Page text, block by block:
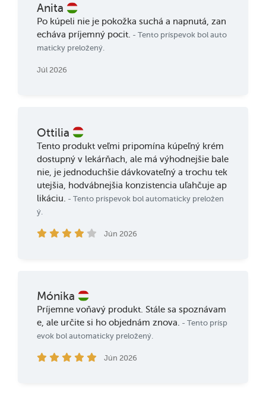
Anita
Po kúpeli nie je pokožka suchá a napnutá, zan
echáva príjemný pocit. - Tento príspevok bol auto
maticky preložený.
Júl 2026
Ottilia
Tento produkt veľmi pripomína kúpeľný krém
dostupný v lekárňach, ale má výhodnejšie bale
nie, je jednoduchšie dávkovateľný a trochu tek
utejšia, hodvábnejšia konzistencia uľahčuje ap
likáciu. - Tento príspevok bol automaticky preložen
ý.
Jún 2026
Mónika
Príjemne voňavý produkt. Stále sa spoznávam
e, ale určite si ho objednám znova. - Tento prísp
evok bol automaticky preložený.
Jún 2026